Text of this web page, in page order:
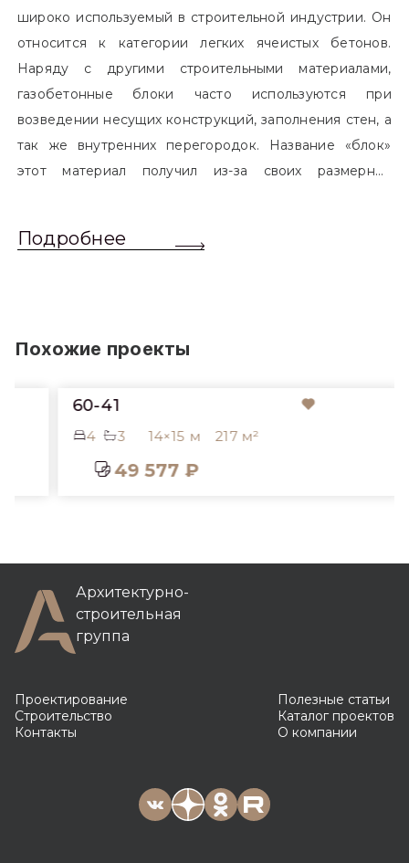
широко используемый в строительной индустрии. Он
относится к категории легких ячеистых бетонов.
Наряду с другими строительными материалами,
газобетонные блоки часто используются при
возведении несущих конструкций, заполнения стен, а
так же внутренних перегородок. Название «блок»
этот материал получил из-за своих размерных
обычный одинарный кирпич. Размер блоков различен
Подробнее
Похожие проекты
60-41
4 3 14×15 м 217 м²
49 577 ₽
Архитектурно-
строительная
группа
Проектирование
Строительство
Контакты
Полезные статьи
Каталог проектов
О компании